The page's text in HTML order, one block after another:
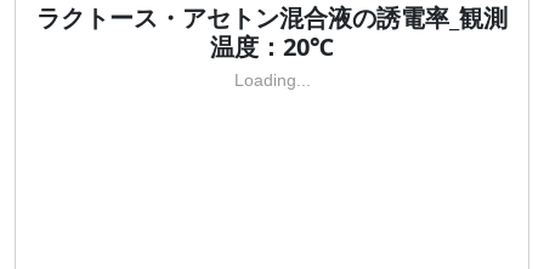
ラクトース・アセトン混合液の誘電率_観測
温度：20℃
Loading...